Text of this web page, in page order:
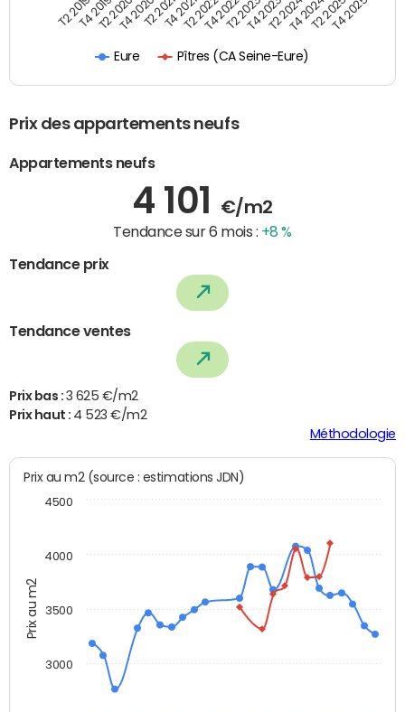
Eure Pîtres (CA Seine-Eure)
T2 2019T4 2019T2 2020T4 2020T2 2021T4 2021T2 2022T4 2022T2 2023T4 2023T2 2024T4 2024T2 2025T4 2025
Prix des appartements neufs
Appartements neufs
4 101 €/m2
Tendance sur 6 mois : +8 %
Tendance prix
Tendance ventes
Prix bas : 3 625 €/m2
Prix haut : 4 523 €/m2
Méthodologie
Prix au m2
Prix au m2 (source : estimations JDN)
3000
3500
4000
4500